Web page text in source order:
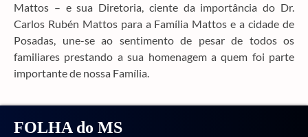
Mattos – e sua Diretoria, ciente da importância do Dr.
Carlos Rubén Mattos para a Família Mattos e a cidade de
Posadas, une-se ao sentimento de pesar de todos os
familiares prestando a sua homenagem a quem foi parte
importante de nossa Família.
FOLHA do MS